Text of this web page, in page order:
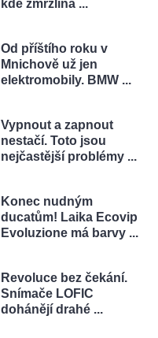
kde zmrzlina ...
Od příštího roku v
Mnichově už jen
elektromobily. BMW ...
Vypnout a zapnout
nestačí. Toto jsou
nejčastější problémy ...
Konec nudným
ducatům! Laika Ecovip
Evoluzione má barvy ...
Revoluce bez čekání.
Snímače LOFIC
dohánějí drahé ...